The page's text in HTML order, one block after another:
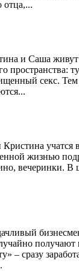
отца,...
и Саша
пространства:
секс.
учатся
жизнью
вечеринки. В
– сразу